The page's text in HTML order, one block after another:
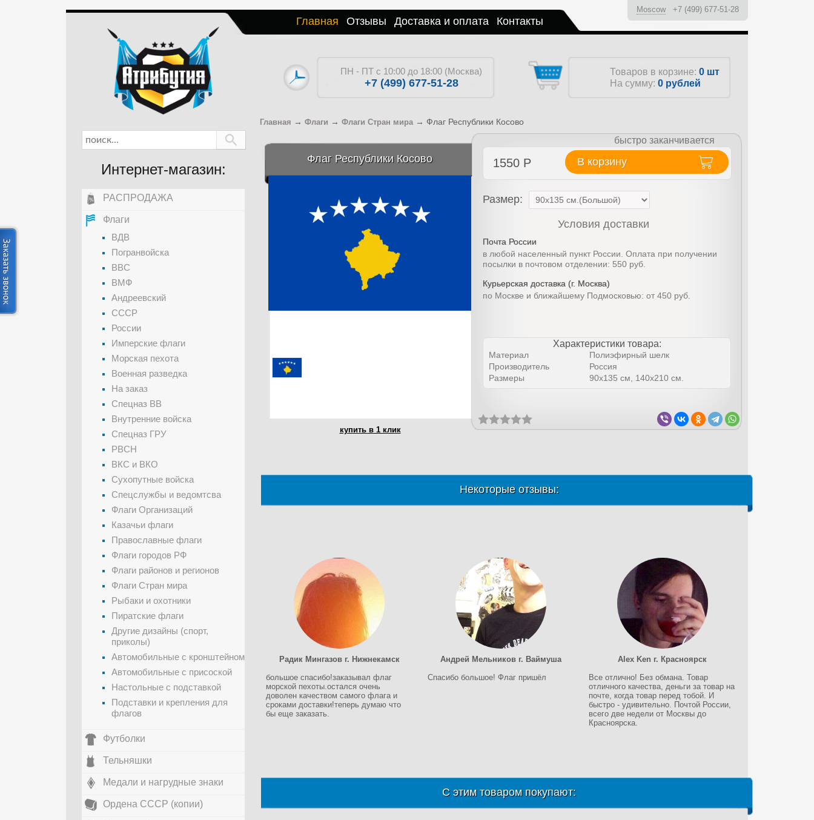
Главная Отзывы Доставка и оплата Контакты
Moscow +7 (499) 677-51-28
ПН - ПТ с 10:00 до 18:00 (Москва)
+7 (499) 677-51-28
Товаров в корзине: 0 шт
На сумму: 0 рублей
Главная → Флаги → Флаги Стран мира → Флаг Республики Косово
Флаг Республики Косово
быстро заканчивается
1550 Р В корзину
купить в 1 клик
Размер:
Условия доставки
Почта России
в любой населенный пункт России. Оплата при получении
посылки в почтовом отделении: 550 руб.
Курьерская доставка (г. Москва)
по Москве и ближайшему Подмосковью: от 450 руб.
Характеристики товара:
Материал
Полиэфирный шелк
Производитель
Россия
Размеры
90х135 см, 140х210 см.
Некоторые отзывы:
Радик Мингазов г. Нижнекамск
большое спасибо!заказывал флаг
морской пехоты.остался очень
доволен качеством самого флага и
сроками доставки!теперь думаю что
бы еще заказать.
Андрей Мельников г. Ваймуша
Спасибо большое! Флаг пришёл
Alex Ken г. Красноярск
Все отлично! Без обмана. Товар
отличного качества, деньги за товар на
почте, когда товар перед тобой. И
быстро - удивительно. Почтой России,
всего две недели от Москвы до
Красноярска.
С этим товаром покупают:
Интернет-магазин:
РАСПРОДАЖА
Флаги
ВДВ
Погранвойска
ВВС
ВМФ
Андреевский
СССР
России
Имперские флаги
Морская пехота
Военная разведка
На заказ
Спецназ ВВ
Внутренние войска
Спецназ ГРУ
РВСН
ВКС и ВКО
Сухопутные войска
Спецслужбы и ведомтсва
Флаги Организаций
Казачьи флаги
Православные флаги
Флаги городов РФ
Флаги районов и регионов
Флаги Стран мира
Рыбаки и охотники
Пиратские флаги
Другие дизайны (спорт,
приколы)
Автомобильные с кронштейном
Автомобильные с присоской
Настольные с подставкой
Подставки и крепления для
флагов
Футболки
Тельняшки
Медали и нагрудные знаки
Ордена СССР (копии)